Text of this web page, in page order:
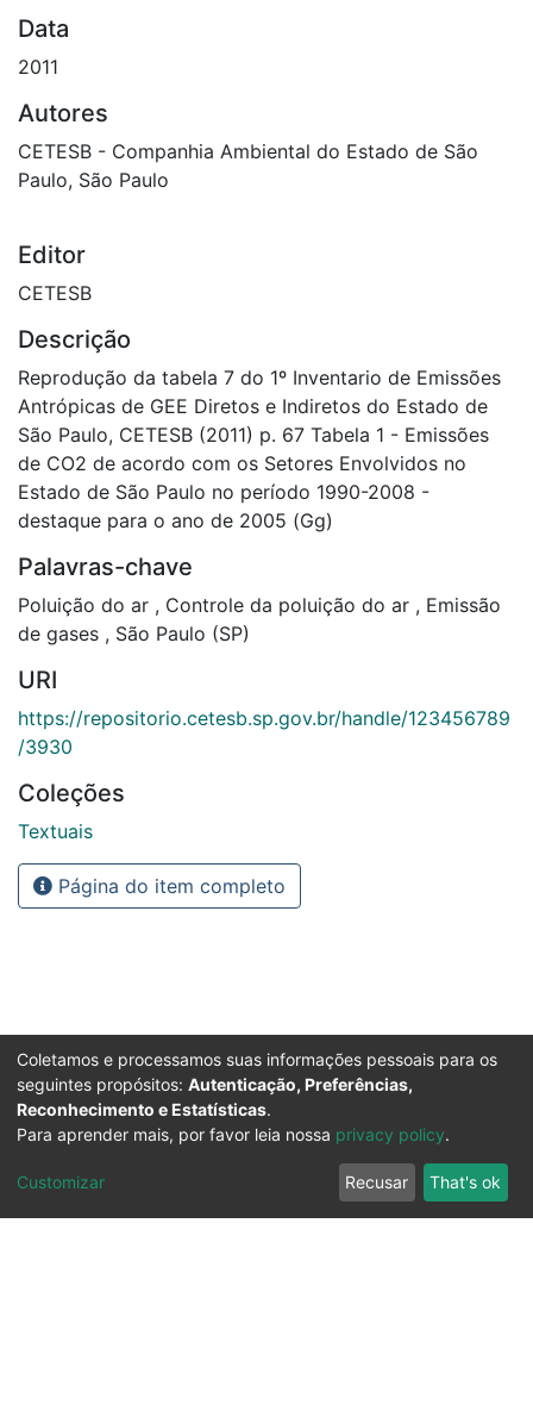
Data
2011
Autores
CETESB - Companhia Ambiental do Estado de São
Paulo, São Paulo
Editor
CETESB
Descrição
Reprodução da tabela 7 do 1º Inventario de Emissões
Antrópicas de GEE Diretos e Indiretos do Estado de
São Paulo, CETESB (2011) p. 67 Tabela 1 - Emissões
de CO2 de acordo com os Setores Envolvidos no
Estado de São Paulo no período 1990-2008 -
destaque para o ano de 2005 (Gg)
Palavras-chave
Poluição do ar , Controle da poluição do ar , Emissão
de gases , São Paulo (SP)
URI
https://repositorio.cetesb.sp.gov.br/handle/123456789
/3930
Coleções
Textuais
Página do item completo
Coletamos e processamos suas informações pessoais para os
seguintes propósitos: Autenticação, Preferências,
Reconhecimento e Estatísticas.
Para aprender mais, por favor leia nossa privacy policy.
Customizar Recusar That's ok